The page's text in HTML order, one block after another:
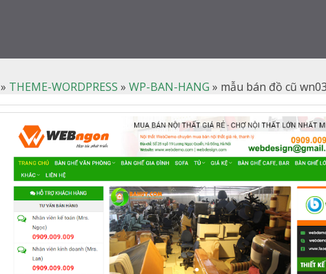
» THEME-WORDPRESS » WP-BAN-HANG » mẫu bán đồ cũ